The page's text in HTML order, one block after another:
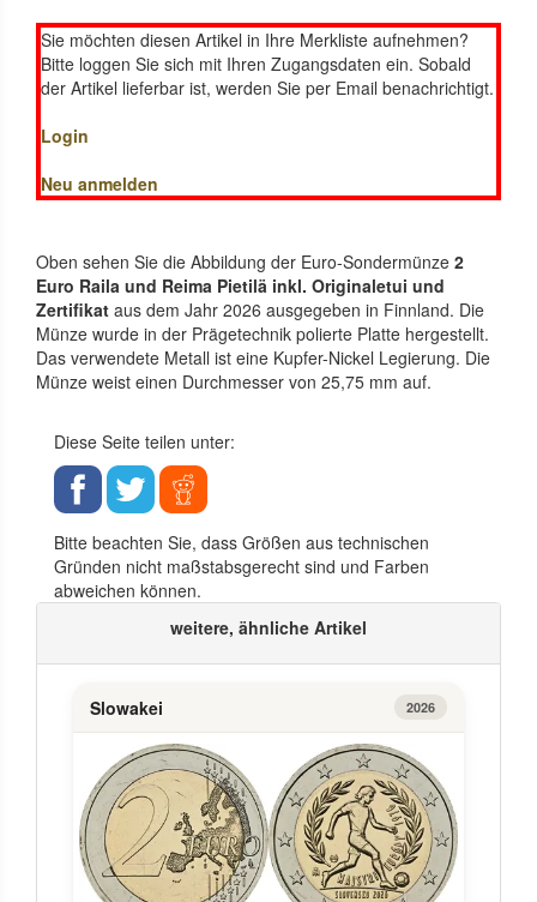
Sie möchten diesen Artikel in Ihre Merkliste aufnehmen?
Bitte loggen Sie sich mit Ihren Zugangsdaten ein. Sobald
der Artikel lieferbar ist, werden Sie per Email benachrichtigt.
Login
Neu anmelden
Oben sehen Sie die Abbildung der Euro-Sondermünze 2
Euro Raila und Reima Pietilä inkl. Originaletui und
Zertifikat aus dem Jahr 2026 ausgegeben in Finnland. Die
Münze wurde in der Prägetechnik polierte Platte hergestellt.
Das verwendete Metall ist eine Kupfer-Nickel Legierung. Die
Münze weist einen Durchmesser von 25,75 mm auf.
Diese Seite teilen unter:
Bitte beachten Sie, dass Größen aus technischen
Gründen nicht maßstabsgerecht sind und Farben
abweichen können.
weitere, ähnliche Artikel
Slowakei 2026